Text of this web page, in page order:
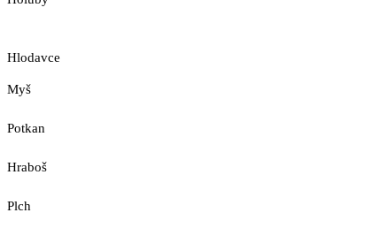
Hlodavce
Myš
Potkan
Hraboš
Plch